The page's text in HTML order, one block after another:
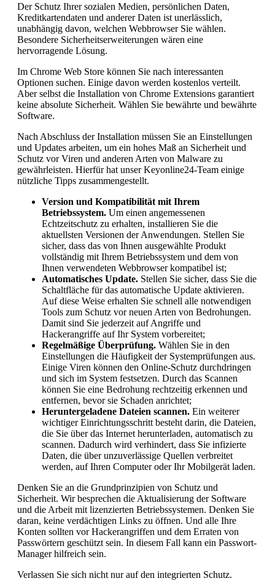
Der Schutz Ihrer sozialen Medien, persönlichen Daten,
Kreditkartendaten und anderer Daten ist unerlässlich,
unabhängig davon, welchen Webbrowser Sie wählen.
Besondere Sicherheitserweiterungen wären eine
hervorragende Lösung.
Im Chrome Web Store können Sie nach interessanten
Optionen suchen. Einige davon werden kostenlos verteilt.
Aber selbst die Installation von Chrome Extensions garantiert
keine absolute Sicherheit. Wählen Sie bewährte und bewährte
Software.
Nach Abschluss der Installation müssen Sie an Einstellungen
und Updates arbeiten, um ein hohes Maß an Sicherheit und
Schutz vor Viren und anderen Arten von Malware zu
gewährleisten. Hierfür hat unser Keyonline24-Team einige
nützliche Tipps zusammengestellt.
Version und Kompatibilität mit Ihrem
Betriebssystem. Um einen angemessenen
Echtzeitschutz zu erhalten, installieren Sie die
aktuellsten Versionen der Anwendungen. Stellen Sie
sicher, dass das von Ihnen ausgewählte Produkt
vollständig mit Ihrem Betriebssystem und dem von
Ihnen verwendeten Webbrowser kompatibel ist;
Automatisches Update. Stellen Sie sicher, dass Sie die
Schaltfläche für das automatische Update aktivieren.
Auf diese Weise erhalten Sie schnell alle notwendigen
Tools zum Schutz vor neuen Arten von Bedrohungen.
Damit sind Sie jederzeit auf Angriffe und
Hackerangriffe auf Ihr System vorbereitet;
Regelmäßige Überprüfung. Wählen Sie in den
Einstellungen die Häufigkeit der Systemprüfungen aus.
Einige Viren können den Online-Schutz durchdringen
und sich im System festsetzen. Durch das Scannen
können Sie eine Bedrohung rechtzeitig erkennen und
entfernen, bevor sie Schaden anrichtet;
Heruntergeladene Dateien scannen. Ein weiterer
wichtiger Einrichtungsschritt besteht darin, die Dateien,
die Sie über das Internet herunterladen, automatisch zu
scannen. Dadurch wird verhindert, dass Sie infizierte
Daten, die über unzuverlässige Quellen verbreitet
werden, auf Ihren Computer oder Ihr Mobilgerät laden.
Denken Sie an die Grundprinzipien von Schutz und
Sicherheit. Wir besprechen die Aktualisierung der Software
und die Arbeit mit lizenzierten Betriebssystemen. Denken Sie
daran, keine verdächtigen Links zu öffnen. Und alle Ihre
Konten sollten vor Hackerangriffen und dem Erraten von
Passwörtern geschützt sein. In diesem Fall kann ein Passwort-
Manager hilfreich sein.
Verlassen Sie sich nicht nur auf den integrierten Schutz.